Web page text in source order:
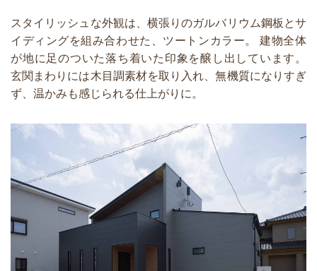
スタイリッシュな外観は、横張りのガルバリウム鋼板とサ
イディングを組み合わせた、ツートンカラー。 建物全体
が地に足のついた落ち着いた印象を醸し出しています。
玄関まわりには木目調素材を取り入れ、無機質になりすぎ
ず、温かみも感じられる仕上がりに。